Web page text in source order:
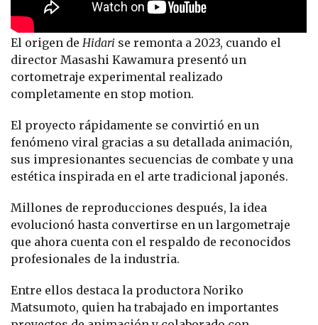
El origen de Hidari se remonta a 2023, cuando el
director Masashi Kawamura presentó un
cortometraje experimental realizado
completamente en stop motion.
El proyecto rápidamente se convirtió en un
fenómeno viral gracias a su detallada animación,
sus impresionantes secuencias de combate y una
estética inspirada en el arte tradicional japonés.
Millones de reproducciones después, la idea
evolucionó hasta convertirse en un largometraje
que ahora cuenta con el respaldo de reconocidos
profesionales de la industria.
Entre ellos destaca la productora Noriko
Matsumoto, quien ha trabajado en importantes